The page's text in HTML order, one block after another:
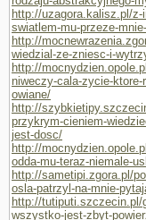
http://uzagora.kalisz.pl/
swiatlem-mu-przeze-
http://
wiedzial-ze-zniesc-i-
http://
niweczy-cala-zycie-
owiane/
http://
przykrym-cieniem-
jest-dosc/
http://
odda-mu-teraz-niemale-
http://sametipi.zgora.pl/
osla-patrzyl-na-mnie-
http://tutiputi.szczecin.pl/
wszystko-jest-zbyt-